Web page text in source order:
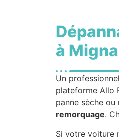
à
Un
plateforme Allo
panne sèche
remorquage.
Si votre voiture